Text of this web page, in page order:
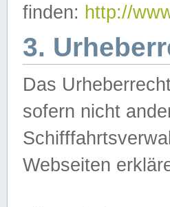
finden: http://
3.
Das
sofern nicht
Webseiten